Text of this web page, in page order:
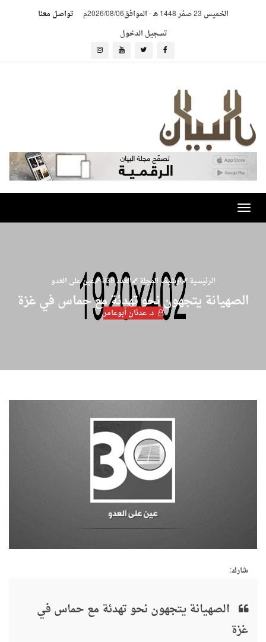
الخميس 23 صفر 1448 هـ -الموافق2026/08/06م
تواصل معنا
تسجيل الدخول
Toggle
navigation
الرئيسية ارشيف المجلة العدد 338 عين على العدو
الصهيانة يتجهون نحو تهدئة مع حماس في غزة
د. عدنان أبوعامر
شارك:
الصهيانة يتجهون نحو تهدئة مع حماس في
غزة